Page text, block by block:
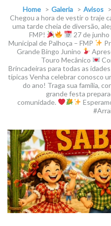
Home > Galeria > Avisos >
Chegou a hora de vestir o traje
uma tarde cheia de diversão,
FMP!
27 de junho
Municipal de Palhoça – FMP
Grande Bingo Junino
Touro Mecânico
Brincadeiras para todas as idades
típicas Venha celebrar conosco
do ano! Traga sua família,
grande festa
comunidade.